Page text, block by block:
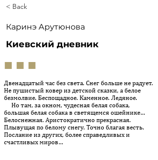
< Back
Каринэ Арутюнова
Киевский дневник
■ ■ ■
Двенадцатый час без света. Снег больше не радует.
Не пушис­тый ковер из детской сказки, а белое
безмолвие. Беспощадное. Каменное. Ледяное.
Но там, за окном, чудесная белая собака,
большая белая собака в светящемся ошейнике…
Белоснежная. Аристократично прекрас­ная.
Плывущая по белому снегу. Точно благая весть.
Послание из дру­гих, более справедливых и
счастливых миров…